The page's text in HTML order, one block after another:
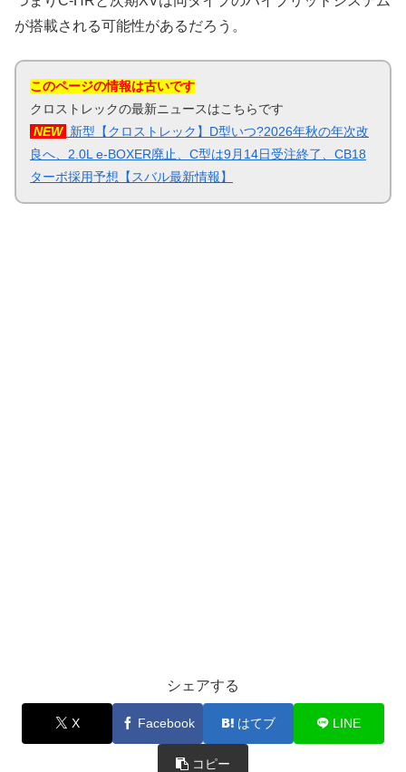
が搭載される可能性があるだろう。
このページの情報は古いです
クロストレックの最新ニュースはこちらです
NEW 新型【クロストレック】D型いつ?2026年秋の年次改
良へ、2.0L e-BOXER廃止、C型は9月14日受注終了、CB18
ターボ採用予想【スバル最新情報】
シェアする
X Facebook はてブ LINE
コピー